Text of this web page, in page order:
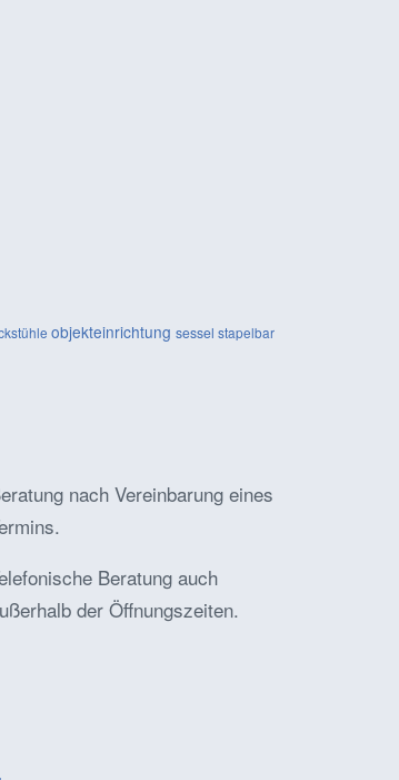
objekteinrichtung sessel stapelbar
nach Vereinbarung eines
Beratung auch
der Öffnungszeiten.